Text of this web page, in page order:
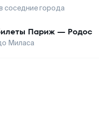
соседние города
Париж — Родос
Миласа